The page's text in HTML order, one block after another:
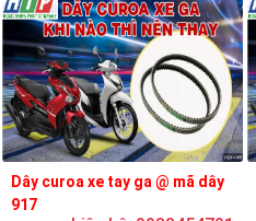
Dây curoa xe tay ga @ mã dây
917